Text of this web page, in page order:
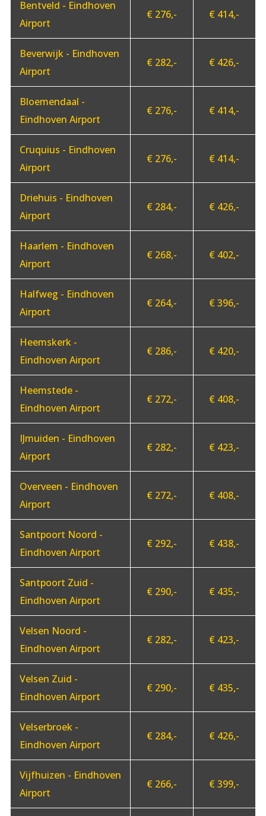
Bentveld - Eindhoven
Airport
€ 276,- € 414,-
Beverwijk - Eindhoven
Airport
€ 282,- € 426,-
Bloemendaal -
Eindhoven Airport
€ 276,- € 414,-
Cruquius - Eindhoven
Airport
€ 276,- € 414,-
Driehuis - Eindhoven
Airport
€ 284,- € 426,-
Haarlem - Eindhoven
Airport
€ 268,- € 402,-
Halfweg - Eindhoven
Airport
€ 264,- € 396,-
Heemskerk -
Eindhoven Airport
€ 286,- € 420,-
Heemstede -
Eindhoven Airport
€ 272,- € 408,-
IJmuiden - Eindhoven
Airport
€ 282,- € 423,-
Overveen - Eindhoven
Airport
€ 272,- € 408,-
Santpoort Noord -
Eindhoven Airport
€ 292,- € 438,-
Santpoort Zuid -
Eindhoven Airport
€ 290,- € 435,-
Velsen Noord -
Eindhoven Airport
€ 282,- € 423,-
Velsen Zuid -
Eindhoven Airport
€ 290,- € 435,-
Velserbroek -
Eindhoven Airport
€ 284,- € 426,-
Vijfhuizen - Eindhoven
Airport
€ 266,- € 399,-